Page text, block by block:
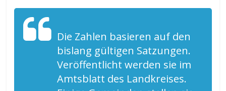
Die Zahlen basieren auf den
bislang gültigen Satzungen.
Veröffentlicht werden sie im
Amtsblatt des Landkreises.